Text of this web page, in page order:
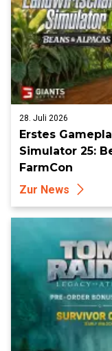
28. Juli 2026
Erstes
Simulator 25:
FarmCon
Zur News